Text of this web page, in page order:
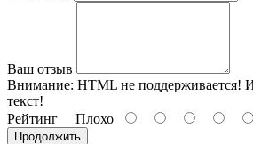
Ваш отзыв
Внимание: HTML не поддерживается!
текст!
Рейтинг Плохо
Продолжить